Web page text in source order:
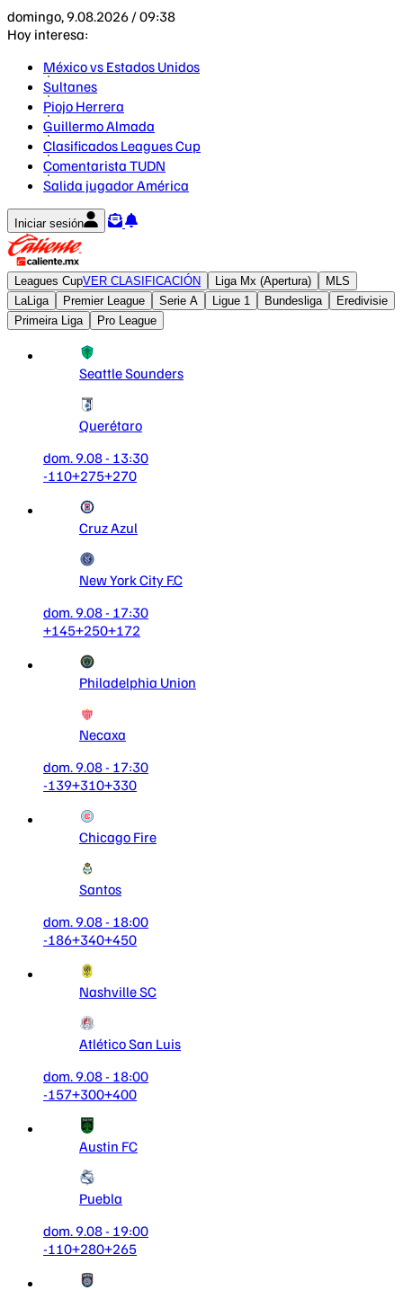
domingo, 9.08.2026 / 09:38
Hoy interesa:
México vs Estados Unidos
Sultanes
Piojo Herrera
Guillermo Almada
Clasificados Leagues Cup
Comentarista TUDN
Salida jugador América
Iniciar sesión
Leagues CupVER CLASIFICACIÓN Liga Mx (Apertura)
MLS
LaLiga
Premier League Serie A Ligue 1 Bundesliga
Eredivisie
Primeira Liga
Pro League
Seattle Sounders
Querétaro
dom. 9.08 - 13:30
-110+275+270
Cruz Azul
New York City F.C
dom. 9.08 - 17:30
+145+250+172
Philadelphia Union
Necaxa
dom. 9.08 - 17:30
-139+310+330
Chicago Fire
Santos
dom. 9.08 - 18:00
-186+340+450
Nashville SC
Atlético San Luis
dom. 9.08 - 18:00
-157+300+400
Austin FC
Puebla
dom. 9.08 - 19:00
-110+280+265